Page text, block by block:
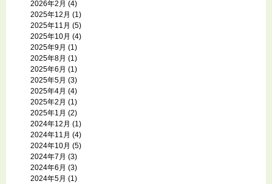
2026年2月 (4)
2025年12月 (1)
2025年11月 (5)
2025年10月 (4)
2025年9月 (1)
2025年8月 (1)
2025年6月 (1)
2025年5月 (3)
2025年4月 (4)
2025年2月 (1)
2025年1月 (2)
2024年12月 (1)
2024年11月 (4)
2024年10月 (5)
2024年7月 (3)
2024年6月 (3)
2024年5月 (1)